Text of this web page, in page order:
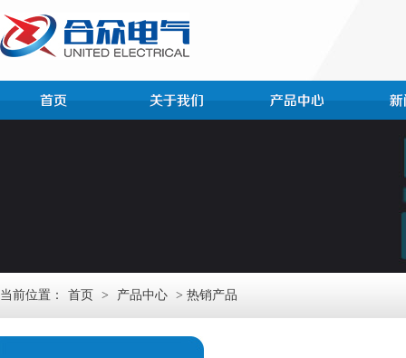
当前位置： 首页 > 产品中心 > 热销产品